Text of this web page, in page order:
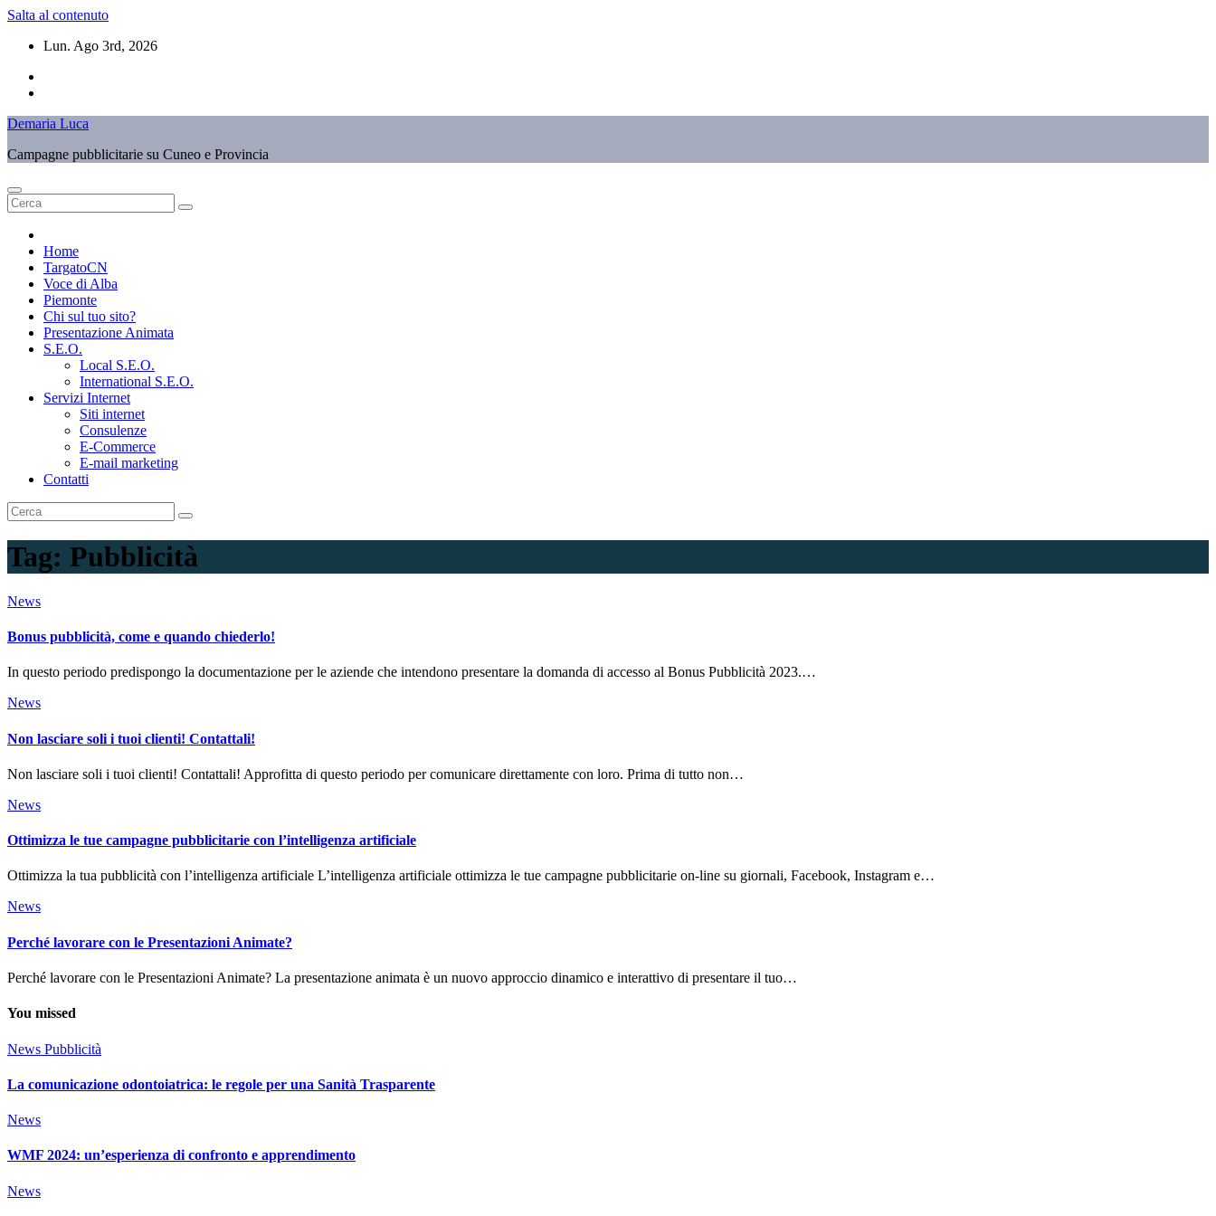
Salta al contenuto
Lun. Ago 3rd, 2026
Demaria Luca
Campagne pubblicitarie su Cuneo e Provincia
Home
TargatoCN
Voce di Alba
Piemonte
Chi sul tuo sito?
Presentazione Animata
S.E.O.
Local S.E.O.
International S.E.O.
Servizi Internet
Siti internet
Consulenze
E-Commerce
E-mail marketing
Contatti
Tag: Pubblicità
News
Bonus pubblicità, come e quando chiederlo!
In questo periodo predispongo la documentazione per le aziende che intendono presentare la domanda di accesso al Bonus Pubblicità 2023.…
News
Non lasciare soli i tuoi clienti! Contattali!
Non lasciare soli i tuoi clienti! Contattali! Approfitta di questo periodo per comunicare direttamente con loro. Prima di tutto non…
News
Ottimizza le tue campagne pubblicitarie con l’intelligenza artificiale
Ottimizza la tua pubblicità con l’intelligenza artificiale L’intelligenza artificiale ottimizza le tue campagne pubblicitarie on-line su giornali, Facebook, Instagram e…
News
Perché lavorare con le Presentazioni Animate?
Perché lavorare con le Presentazioni Animate? La presentazione animata è un nuovo approccio dinamico e interattivo di presentare il tuo…
You missed
News Pubblicità
La comunicazione odontoiatrica: le regole per una Sanità Trasparente
News
WMF 2024: un’esperienza di confronto e apprendimento
News